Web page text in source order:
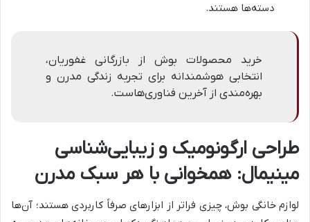
دسته‌ها هستند.
خرید محصولات بوش از بازرگانی غفوریان،
انتخابی هوشمندانه برای تجربه زندگی مدرن و
بهره‌مندی از آخرین فناوری‌هاست.
طراحی ارگونومیک و زیبایی‌شناسی
مینیمال: همخوانی با هر سبک مدرن
لوازم خانگی بوش، چیزی فراتر از ابزارهای صرفاً کاربردی هستند؛ آن‌ها